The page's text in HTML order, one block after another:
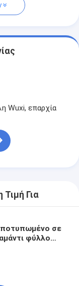
Wuxi, επαρχία
Για
σε
φύλλο